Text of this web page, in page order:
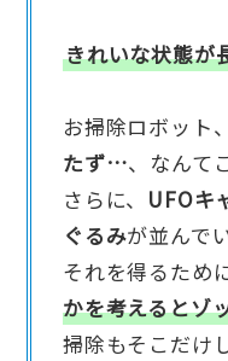
きれいな状態が
お掃除ロボット、
たず…、なんて
さらに、 UFOキ
ぐるみが並んで
それを得るため
かを考えるとゾ
掃除もそこだけ